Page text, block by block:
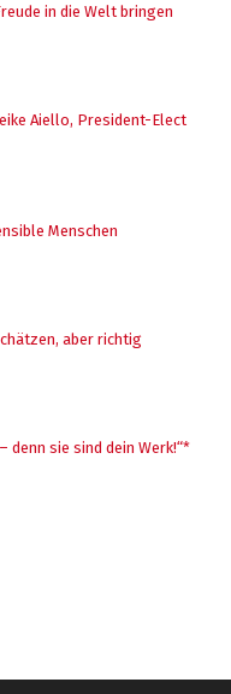
in die Welt bringen
Aiello, President-Elect
Menschen
aber richtig
denn sie sind dein Werk!“*